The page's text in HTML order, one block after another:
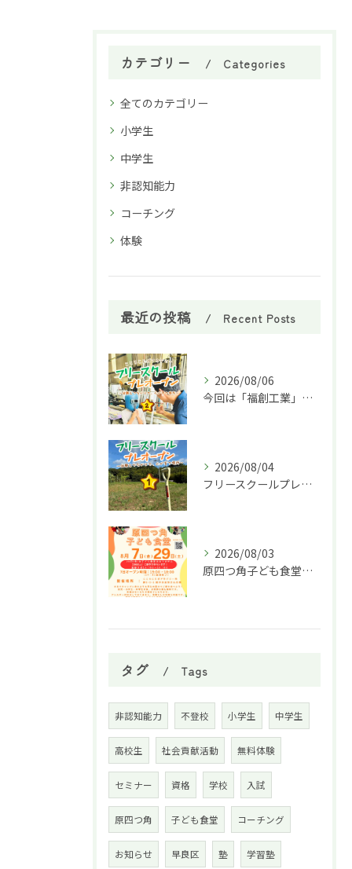
カテゴリー Categories
全てのカテゴリー
小学生
中学生
非認知能力
コーチング
体験
最近の投稿 Recent Posts
2026/08/06
今回は「福創工業」様へ企業訪問に行ってきました！🏭✨
2026/08/04
フリースクールプレオープン①
2026/08/03
原四つ角子ども食堂を8月は２回実施します！
タグ Tags
非認知能力 不登校 小学生 中学生
高校生 社会貢献活動 無料体験
セミナー 資格 学校 入試
原四つ角 子ども食堂 コーチング
お知らせ 早良区 塾 学習塾